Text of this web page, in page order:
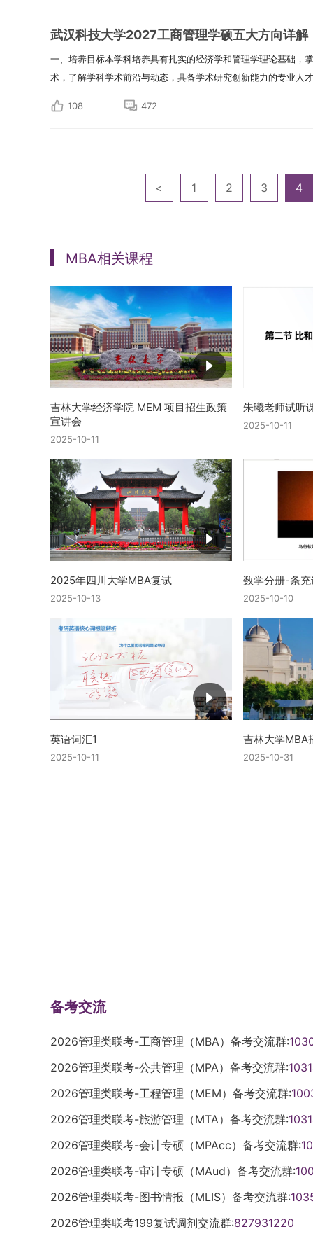
武汉科技大学2027工商管理学硕五大方向详解
一、培养目标本学科培养具有扎实的经济学和管理学理论基础，
术，了解学科学术前沿与动态，具备学术研究创新能力的专业人
108 472
< 1 2 3 4
MBA相关课程
吉林大学经济学院 MEM 项目招生政策
宣讲会
2025-10-11
朱曦老师试听
2025-10-11
2025年四川大学MBA复试
2025-10-13
数学分册-条充
2025-10-10
英语词汇1
2025-10-11
吉林大学MBA
2025-10-31
备考交流
2026管理类联考-工商管理（MBA）备考交流群:
2026管理类联考-公共管理（MPA）备考交流群:
2026管理类联考-工程管理（MEM）备考交流群:
2026管理类联考-旅游管理（MTA）备考交流群:
2026管理类联考-会计专硕（MPAcc）备考交流群:
2026管理类联考-审计专硕（MAud）备考交流群:
2026管理类联考-图书情报（MLIS）备考交流群:
2026管理类联考199复试调剂交流群:827931220